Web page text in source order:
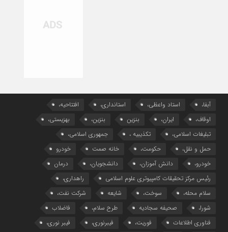
آبفا، استاد واعظی، استانداری،
افتتاحیه،
اوقاف،
ایران، بنزین بنزین،
بهزیستی،
تبلیغات اسلامی،
تکذیبیه ،
جمهوری اسلامی،
حمل و نقل،
حکومت، خانه صمت
خودرو
خودرو،
دانش آموزان، دانشجویان،
درمان
رئیس مرکز تحقیقات کامپیوتری علوم اسلامی
راهداری،
سلام محله،
سوخت، شایعه
شرکت نفت،
شورا،
صحیفه سجادیه طرح سلام،
فاضلاب
فناوری اطلاعات
فوریت، فیبرنوری، فیبر نوری،